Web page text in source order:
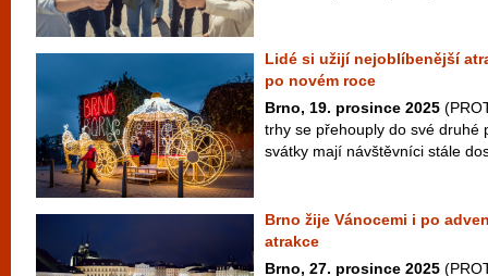
Lidé si užijí nejoblíbenější
po novém roce
Brno, 19. prosince 2025
trhy se přehouply do své druhé
svátky mají návštěvníci stále
Brno žije Vánocemi i po
atrakce
Brno, 27. prosince 2025